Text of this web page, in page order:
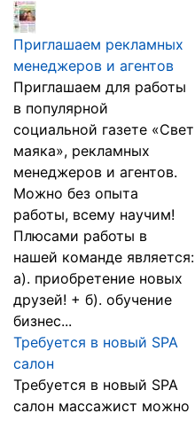
Приглашаем рекламных
менеджеров и агентов
Приглашаем для работы
в популярной
социальной газете «Свет
маяка», рекламных
менеджеров и агентов.
Можно без опыта
работы, всему научим!
Плюсами работы в
нашей команде является:
а). приобретение новых
друзей! + б). обучение
бизнес...
Требуется в новый SPA
салон
Требуется в новый SPA
салон массажист можно